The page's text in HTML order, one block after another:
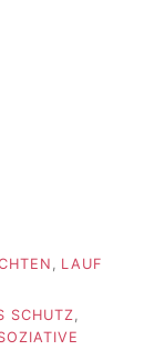
, LAUF
SCHUTZ,